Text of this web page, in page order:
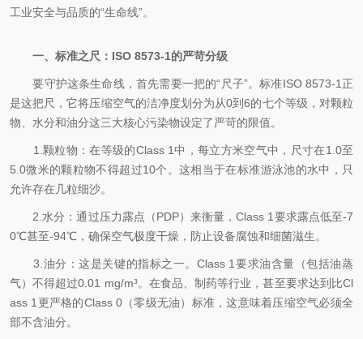
工业安全与品质的“生命线”。
一、标准之尺：ISO 8573-1的严苛分级
要守护这条生命线，首先需要一把的“尺子”。标准ISO 8573-1正
是这把尺，它将压缩空气的洁净度划分为从0到6的七个等级，对颗粒
物、水分和油分这三大核心污染物设定了严苛的限值。
1.颗粒物：在等级的Class 1中，每立方米空气中，尺寸在1.0至
5.0微米的颗粒物不得超过10个。这相当于在标准游泳池的水中，只
允许存在几粒细沙。
2.水分：通过压力露点（PDP）来衡量，Class 1要求露点低至-7
0℃甚至-94℃，确保空气极度干燥，防止设备腐蚀和细菌滋生。
3.油分：这是关键的指标之一。Class 1要求油含量（包括油蒸
气）不得超过0.01 mg/m³。在食品、制药等行业，甚至要求达到比Cl
ass 1更严格的Class 0（零级无油）标准，这意味着压缩空气必须全
部不含油分。